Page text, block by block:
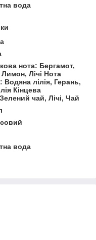
вода
нота: Бергамот,
Лічі Нота
Водяна лілія, Герань,
Кінцева
чай, Лічі, Чай
вода